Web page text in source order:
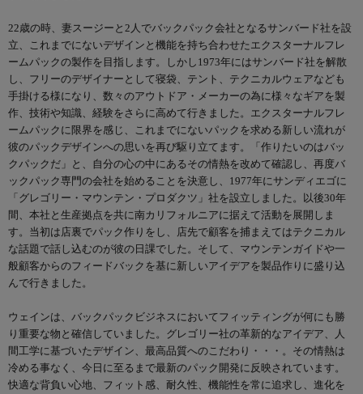
22歳の時、妻スージーと2人でバックパック会社となるサンバード社を設
立、これまでにないデザインと機能を持ち合わせたエクスターナルフレ
ームパックの製作を目指します。しかし1973年にはサンバード社を解散
し、フリーのデザイナーとして寝袋、テント、テクニカルウェアなども
手掛ける様になり、数々のアウトドア・メーカーの為に様々なギアを製
作、技術や知識、経験をさらに高めて行きました。エクスターナルフレ
ームパックに限界を感じ、これまでにないパックを求める新しい流れが
彼のパックデザインへの思いを再び駆り立てます。「作りたいのはバッ
クパックだ」と、自分の心の中にあるその情熱を改めて確認し、再度バ
ックパック専門の会社を始めることを決意し、1977年にサンディエゴに
「グレゴリー・マウンテン・プロダクツ」社を設立しました。以後30年
間、本社と生産拠点を共に南カリフォルニアに据えて活動を展開しま
す。当初は店裏でパック作りをし、店先で顧客を捕まえてはテクニカル
な話題で話し込むのが彼の日課でした。そして、マウンテンガイドや一
般顧客からのフィードバックを基に新しいアイデアを製品作りに盛り込
んで行きました。
ウェインは、バックパックビジネスにおいてフィッティングが何にも勝
り重要な物と確信していました。グレゴリー社の革新的なアイデア、人
間工学に基づいたデザイン、最高品質へのこだわり・・・。その情熱は
冷める事なく、今日に至るまで最新のパック開発に反映されています。
快適な背負い心地、フィット感、耐久性、機能性を常に追求し、進化を